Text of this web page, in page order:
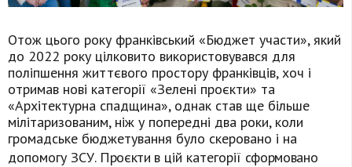
Отож цього року франківський «Бюджет участи», який
до 2022 року цілковито використовувався для
поліпшення життєвого простору франківців, хоч і
отримав нові категорії «Зелені проєкти» та
«Архітектурна спадщина», однак став ще більше
мілітаризованим, ніж у попередні два роки, коли
громадське бюджетування було скеровано і на
допомогу ЗСУ. Проєкти в цій категорії сформовано